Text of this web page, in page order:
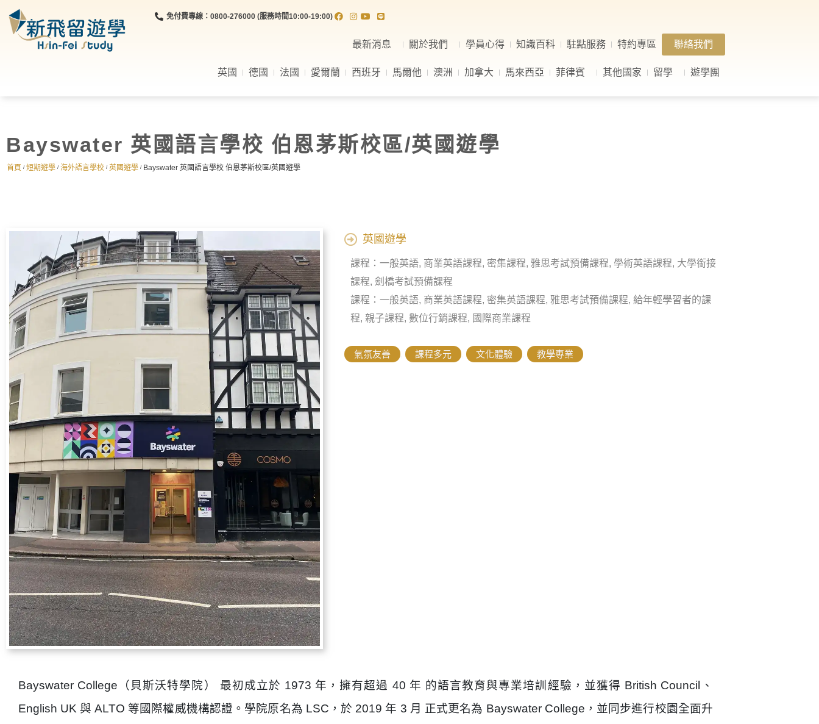
免付費專線：0800-276000 (服務時間10:00-19:00)
最新消息 關於我們 學員心得 知識百科 駐點服務 特約專區 聯絡我們
英國 德國 法國 愛爾蘭 西班牙 馬爾他 澳洲 加拿大 馬來西亞 菲律賓 其他國家 留學 遊學團
Bayswater 英國語言學校 伯恩茅斯校區/英國遊學
首頁 / 短期遊學 / 海外語言學校 / 英國遊學 / Bayswater 英國語言學校 伯恩茅斯校區/英國遊學
英國遊學
課程：一般英語, 商業英語課程, 密集課程, 雅思考試預備課程, 學術英語課程, 大學銜接
課程, 劍橋考試預備課程
課程：一般英語, 商業英語課程, 密集英語課程, 雅思考試預備課程, 給年輕學習者的課
程, 親子課程, 數位行銷課程, 國際商業課程
氣氛友善 課程多元 文化體驗 教學專業
Bayswater College （貝斯沃特學院） 最初成立於 1973 年，擁有超過 40 年 的語言教育與專業培訓經驗，並獲得 British Council 、
English UK 與 ALTO 等國際權威機構認證。學院原名為 LSC，於 2019 年 3 月 正式更名為 Bayswater College，並同步進行校園全面升